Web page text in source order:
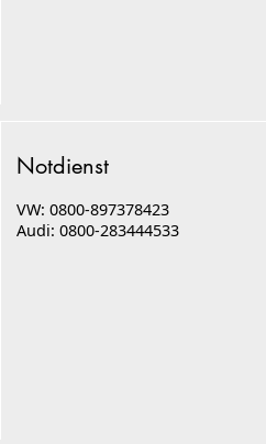
Notdienst
VW: 0800-897378423
Audi: 0800-283444533